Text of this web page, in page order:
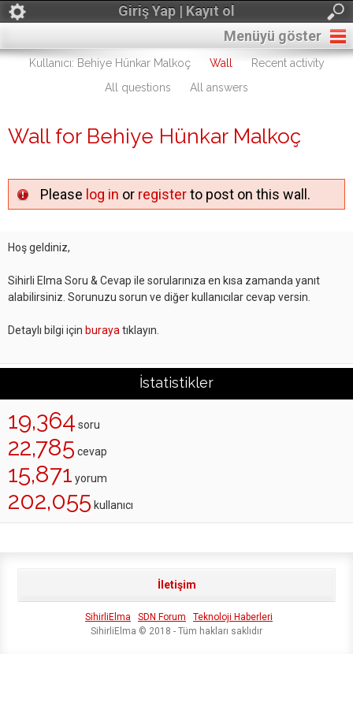
Giriş Yap | Kayıt ol
Menüyü göster
Kullanıcı: Behiye Hünkar Malkoç Wall
Recent activity
All questions
All answers
Wall for Behiye Hünkar Malkoç
Please log in or registerto post on this wall.
Hoş geldiniz,
Sihirli Elma Soru & Cevap ile sorularınıza en kısa zamanda yanıt
alabilirsiniz. Sorunuzu sorun ve diğer kullanıcılar cevap versin.
Detaylı bilgi için buraya tıklayın.
İstatistikler
19,364 soru
22,785 cevap
15,871 yorum
202,055 kullanıcı
İletişim
SihirliElma SDN Forum
Teknoloji Haberleri
SihirliElma © 2018 - Tüm hakları saklıdır